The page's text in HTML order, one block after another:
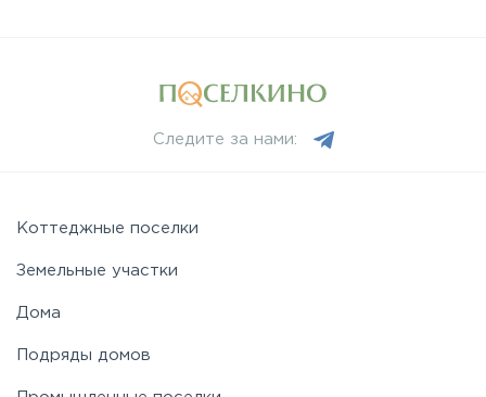
Следите за нами:
Коттеджные поселки
Земельные участки
Дома
Подряды домов